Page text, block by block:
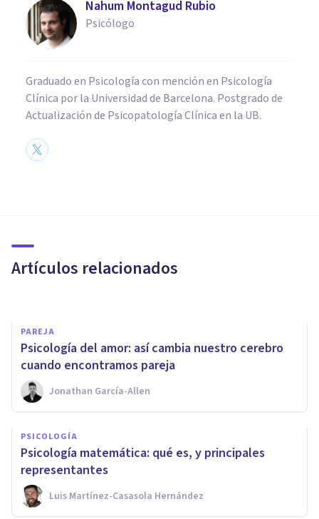
Nahum Montagud Rubio
Psicólogo
Graduado en Psicología con mención en Psicología
Clínica por la Universidad de Barcelona. Postgrado de
Actualización de Psicopatología Clínica en la UB.
Artículos relacionados
ida?
PAREJA
​Psicología del amor: así cambia nuestro cerebro
cuando encontramos pareja
Jonathan García-Allen
PSICOLOGÍA
Psicología matemática: qué es, y principales
representantes
Luis Martínez-Casasola Hernández
ORGANIZACIONES, RECURSOS HUMANOS Y MARKETING
9 claves de la Psicología
aplicadas al Marketing y la
Publicidad
Jonathan García-Allen